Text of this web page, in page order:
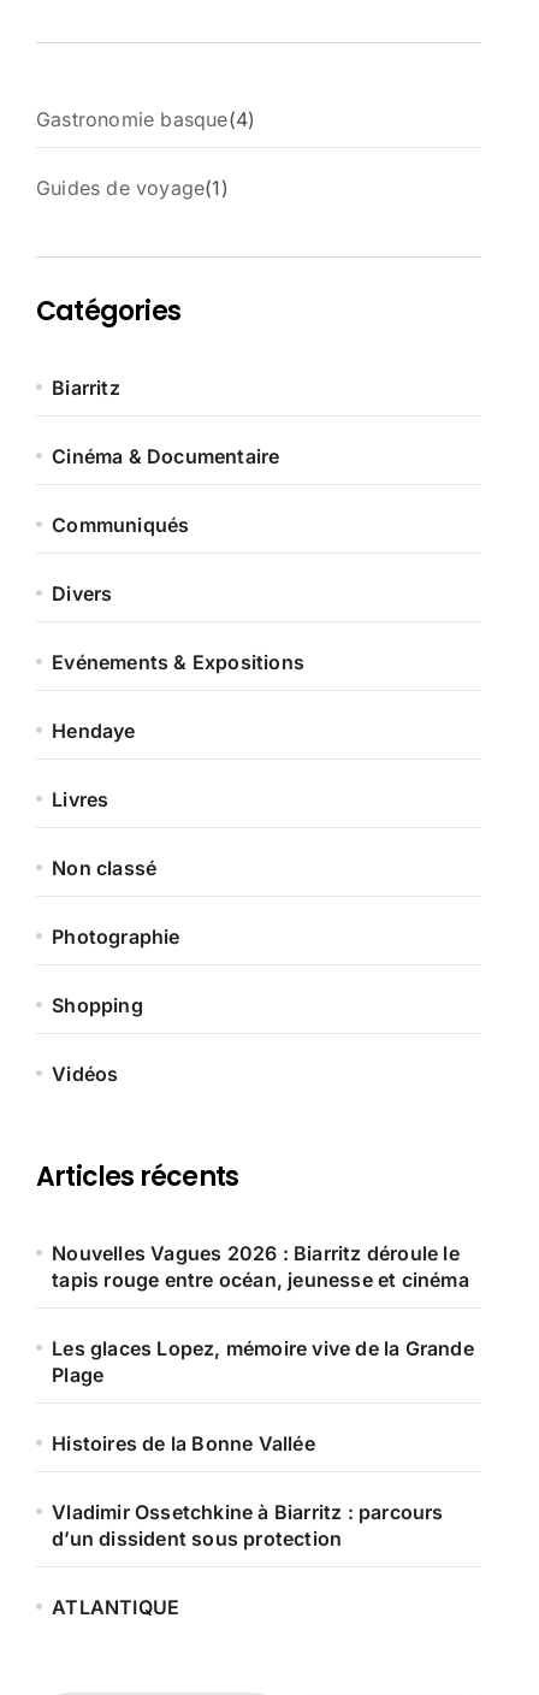
Gastronomie basque 44
p
u
Guides de voyage 1 1
Catégories
Biarritz
Cinéma & Documentaire
Communiqués
Divers
Evénements & Expositions
Hendaye
Livres
Non classé
Photographie
Shopping
Vidéos
Articles récents
Nouvelles Vagues 2026 : Biarritz déroule le
tapis rouge entre océan, jeunesse et cinéma
Les glaces Lopez, mémoire vive de la Grande
Plage
Histoires de la Bonne Vallée
Vladimir Ossetchkine à Biarritz : parcours
d’un dissident sous protection
ATLANTIQUE